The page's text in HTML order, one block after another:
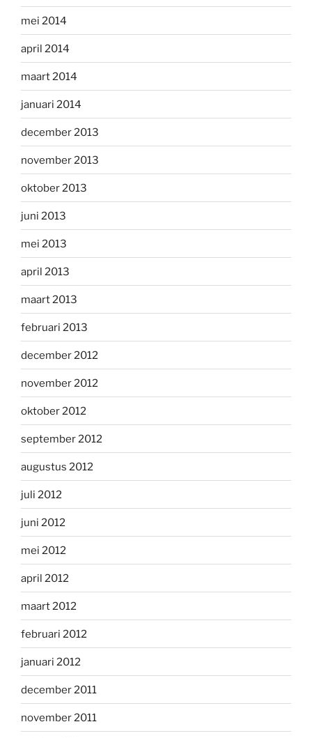
mei 2014
april 2014
maart 2014
januari 2014
december 2013
november 2013
oktober 2013
juni 2013
mei 2013
april 2013
maart 2013
februari 2013
december 2012
november 2012
oktober 2012
september 2012
augustus 2012
juli 2012
juni 2012
mei 2012
april 2012
maart 2012
februari 2012
januari 2012
december 2011
november 2011